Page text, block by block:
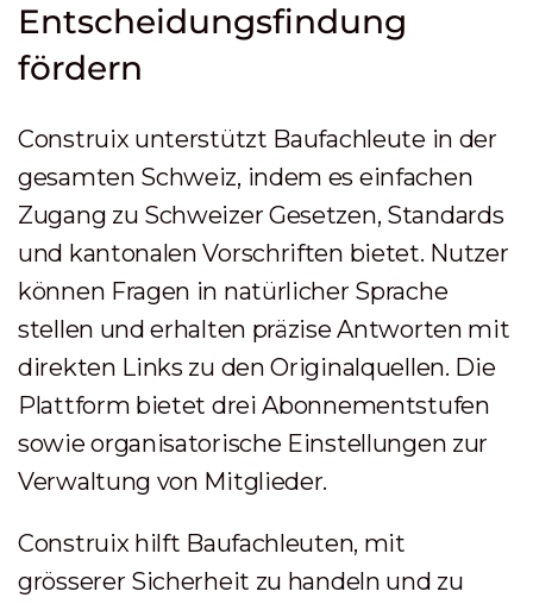
Entscheidungsfindung
fördern
Construix unterstützt Baufachleute in der
gesamten Schweiz, indem es einfachen
Zugang zu Schweizer Gesetzen, Standards
und kantonalen Vorschriften bietet. Nutzer
können Fragen in natürlicher Sprache
stellen und erhalten präzise Antworten mit
direkten Links zu den Originalquellen. Die
Plattform bietet drei Abonnementstufen
sowie organisatorische Einstellungen zur
Verwaltung von Mitglieder.
Construix hilft Baufachleuten, mit
grösserer Sicherheit zu handeln und zu